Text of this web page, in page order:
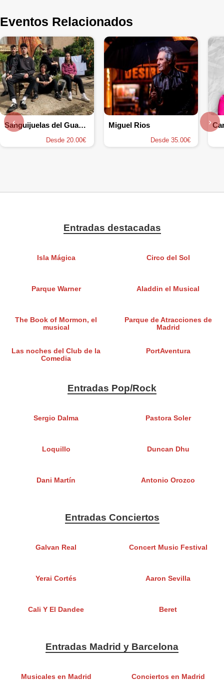
Eventos Relacionados
Sanguijuelas del Guadiana
Desde 20.00€
Miguel Rios
Desde 35.00€
‹ ›
Entradas destacadas
Isla Mágica Circo del Sol
Parque Warner Aladdin el Musical
The Book of Mormon, el
musical
Parque de Atracciones de
Madrid
Las noches del Club de la
Comedia
PortAventura
Entradas Pop/Rock
Sergio Dalma Pastora Soler
Loquillo Duncan Dhu
Dani Martín Antonio Orozco
Entradas Conciertos
Galvan Real Concert Music Festival
Yerai Cortés Aaron Sevilla
Cali Y El Dandee Beret
Entradas Madrid y Barcelona
Musicales en Madrid Conciertos en Madrid